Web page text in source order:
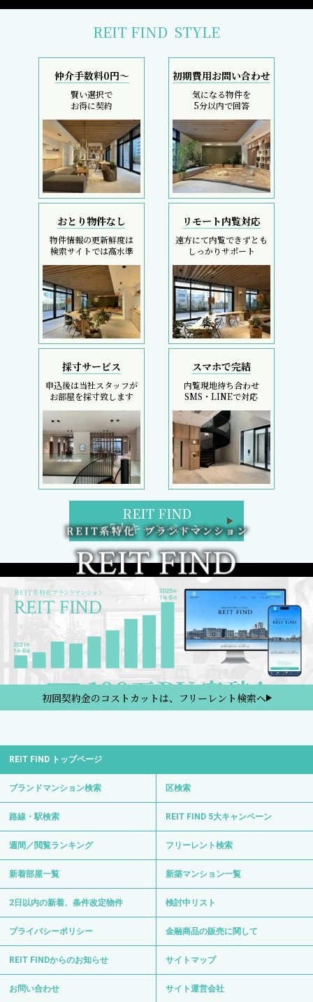
REIT FIND STYLE
仲介手数料0円～
賢い選択で
お得に契約
初期費用お問い合わせ
気になる物件を
5分以内で回答
おとり物件なし
物件情報の更新鮮度は
検索サイトでは高水準
リモート内覧対応
遠方にて内覧できずとも
しっかりサポート
採寸サービス
申込後は当社スタッフが
お部屋を採寸致します
スマホで完結
内覧現地待ち合わせ
SMS・LINEで対応
REIT FIND
5大キャンペーン
初回契約金のコストカットは、フリーレント検索へ
REIT FIND トップページ
ブランドマンション検索 区検索
路線・駅検索 REIT FIND 5大キャンペーン
週間／閲覧ランキング フリーレント検索
新着部屋一覧 新築マンション一覧
2日以内の新着、条件改定物件 検討中リスト
プライバシーポリシー 金融商品の販売に関して
REIT FINDからのお知らせ サイトマップ
お問い合わせ サイト運営会社